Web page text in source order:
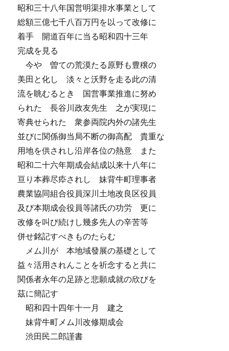
昭和三十八年国営明渠排水事業として
総額三億七千八百万円を以って改修に
着手 開道百年に当る昭和四十三年
完成を見る
今や 曽ての荒漠たる原野も豊穣の
美田と化し 淡々と沃野を走る此の清
流を眺むるとき 国営事業推進に努め
られた 長谷川政友先生 之が実現に
寄典せられた 衆参両院内外の諸先生
並びに関係御当局不断の御高配 貴重な
用地を供されし沿岸各位の熱意 また
昭和二十六年期成会結成以来十八年に
亘り本葬尽疩されし 妹背牛町理事者
農業協同組合役員深川土地改良区役員
及び本期成会役員等諸氏の功労 更に
改修を叫び続けし幾多先人の辛苦等
併せ銘記すべきものたらむ
メム川が 本地域發展の基礎として
益々活用されんことを祈念すると共に
関係者永年の足跡と悲願成就の欣びを
茲に簡記す
昭和四十四年十一月 建之
妹背牛町メム川改修期成会
渋田民二郎謹書